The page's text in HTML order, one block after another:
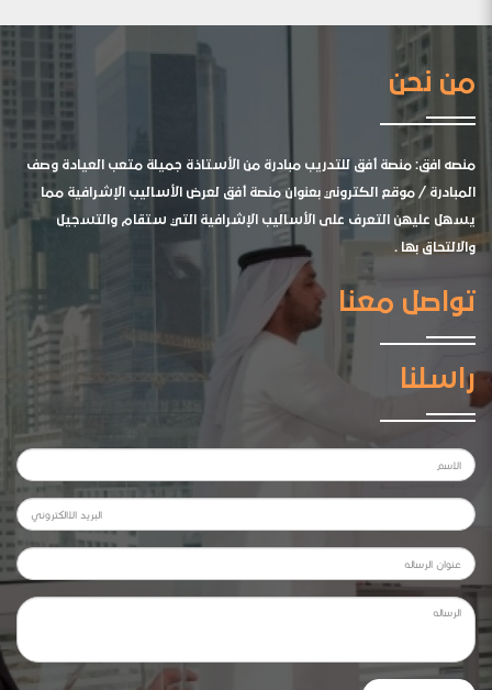
من نحن
منصه افق: منصة أفق للتدريب مبادرة من الأستاذة جميلة متعب العيادة وصف
المبادرة / موقع الكتروني بعنوان منصة أفق لعرض الأساليب الإشرافية مما
يسهل عليهن التعرف على الأساليب الإشرافية التي ستقام والتسجيل
والالتحاق بها .
تواصل معنا
راسلنا